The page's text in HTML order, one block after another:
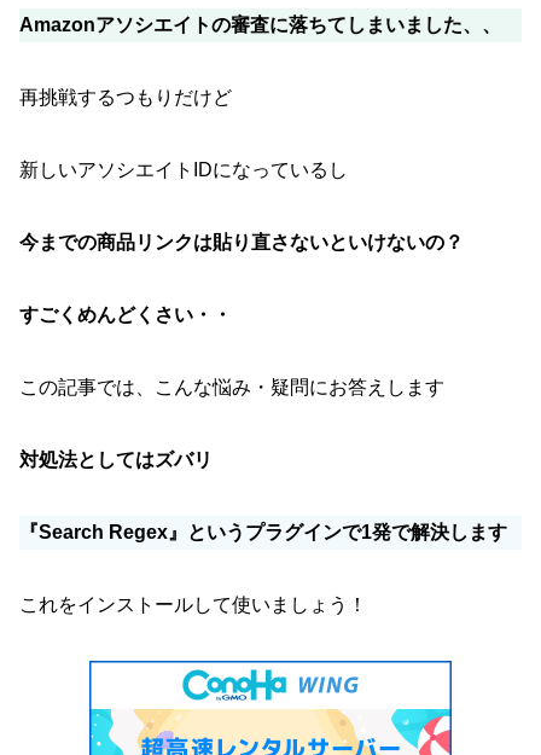
Amazonアソシエイトの審査に落ちてしまいました、、
再挑戦するつもりだけど
新しいアソシエイトIDになっているし
今までの商品リンクは貼り直さないといけないの？
すごくめんどくさい・・
この記事では、こんな悩み・疑問にお答えします
対処法としてはズバリ
『Search Regex』というプラグインで1発で解決します
これをインストールして使いましょう！